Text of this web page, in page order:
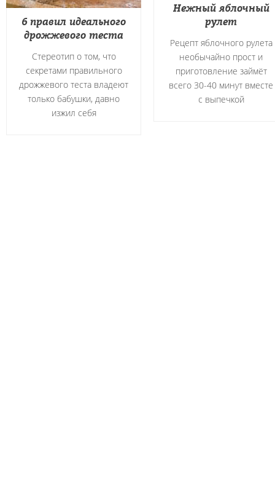
Нежный яблочный
рулет
Рецепт яблочного рулета
необычайно прост и
приготовление займёт
всего 30-40 минут вместе
с выпечкой
6 правил идеального
дрожжевого теста
Стереотип о том, что
секретами правильного
дрожжевого теста владеют
только бабушки, давно
изжил себя